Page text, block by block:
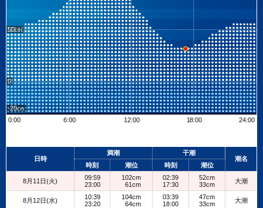
50
0
-20
0:00
6:00 12:00 18:00 24:00
+
日時
満潮
干潮
潮名
時刻
潮位 時刻 潮位
8月11日(火)
09:59
23:00
102cm
61cm
02:39
17:30
52cm
33cm
大潮
8月12日(水)
10:39
23:20
104cm
64cm
03:39
18:00
47cm
33cm
大潮